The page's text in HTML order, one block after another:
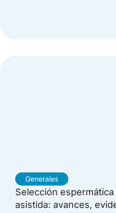
Generales
Selección
asistida: avances,